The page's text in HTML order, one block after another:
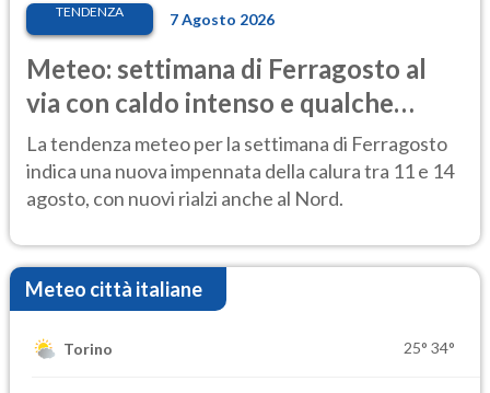
TENDENZA 7 Agosto 2026
Meteo: settimana di Ferragosto al
via con caldo intenso e qualche
temporale
La tendenza meteo per la settimana di Ferragosto
indica una nuova impennata della calura tra 11 e 14
agosto, con nuovi rialzi anche al Nord.
Meteo città italiane
Torino 25° 34°